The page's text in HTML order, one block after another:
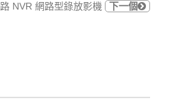
NVR 網路型錄放影機 下一個